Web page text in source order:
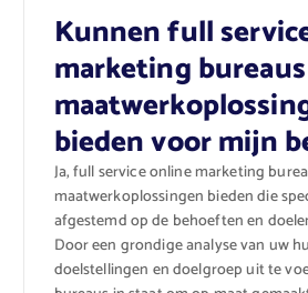
Kunnen full
marketing bureaus
bieden voor mijn
Ja, full service online marketing
maatwerkoplossingen bieden die
afgestemd op de behoeften en
Door een grondige analyse van uw
doelstellingen en doelgroep uit te